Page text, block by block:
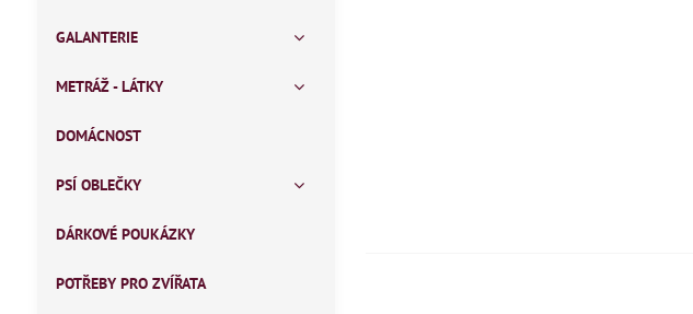
GALANTERIE
METRÁŽ - LÁTKY
DOMÁCNOST
PSÍ OBLEČKY
DÁRKOVÉ POUKÁZKY
POTŘEBY PRO ZVÍŘATA